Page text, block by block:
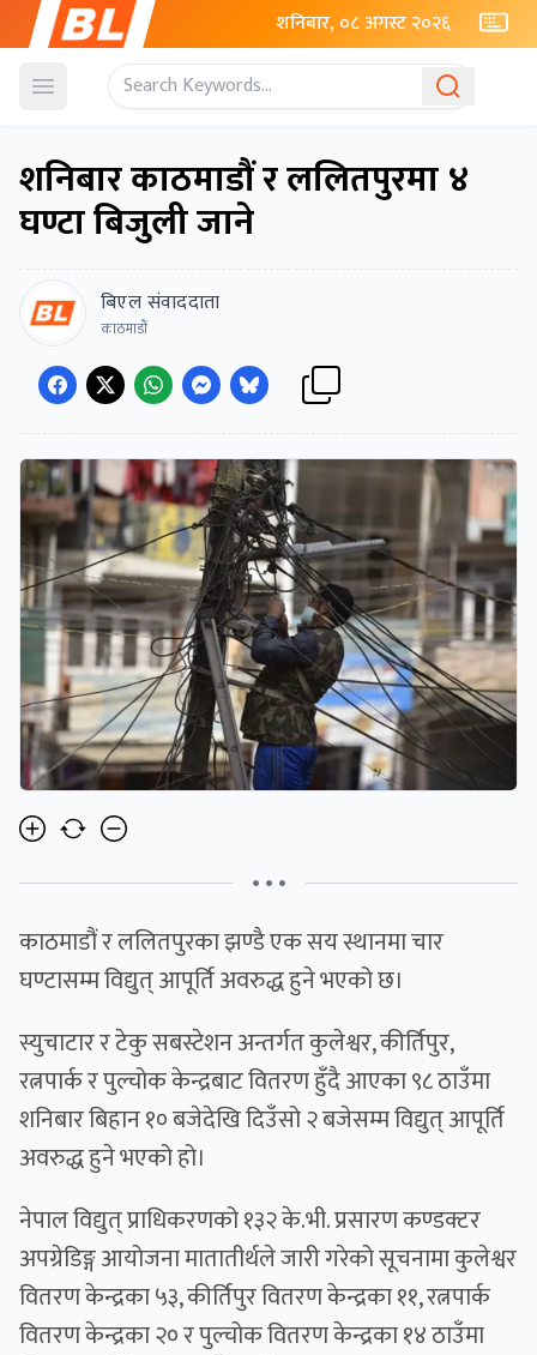
शनिबार, ०८ अगस्ट २०२६
Open menu
शनिबार काठमाडौं र ललितपुरमा ४
घण्टा बिजुली जाने
बिएल संवाददाता
काठमाडाैं
• • •
काठमाडौं र ललितपुरका झण्डै एक सय स्थानमा चार
घण्टासम्म विद्युत् आपूर्ति अवरुद्ध हुने भएको छ।
स्युचाटार र टेकु सबस्टेशन अन्तर्गत कुलेश्वर, कीर्तिपुर,
रत्नपार्क र पुल्चोक केन्द्रबाट वितरण हुँदै आएका ९८ ठाउँमा
शनिबार बिहान १० बजेदेखि दिउँसो २ बजेसम्म विद्युत् आपूर्ति
अवरुद्ध हुने भएको हो।
नेपाल विद्युत् प्राधिकरणको १३२ के.भी. प्रसारण कण्डक्टर
अपग्रेडिङ्ग आयोजना मातातीर्थले जारी गरेको सूचनामा कुलेश्वर
वितरण केन्द्रका ५३, कीर्तिपुर वितरण केन्द्रका ११, रत्नपार्क
वितरण केन्द्रका २० र पुल्चोक वितरण केन्द्रका १४ ठाउँमा